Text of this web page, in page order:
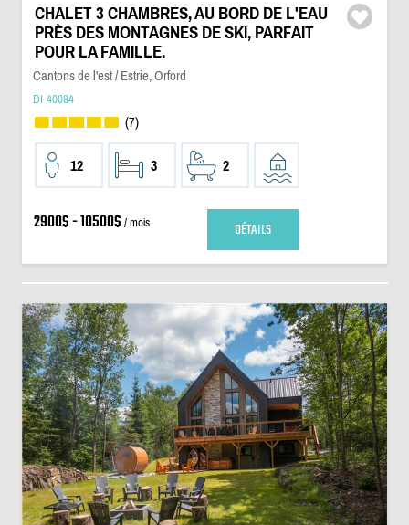
CHALET 3 CHAMBRES, AU BORD DE L'EAU
PRÈS DES MONTAGNES DE SKI, PARFAIT
POUR LA FAMILLE.
Cantons de l'est / Estrie, Orford
DI-40084
(7)
12 3 2
2900$ - 10500$ / mois DÉTAILS